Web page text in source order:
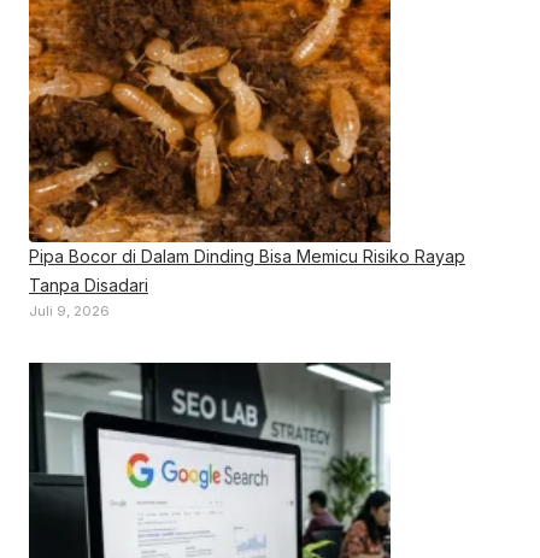
Pipa Bocor di Dalam Dinding Bisa Memicu Risiko Rayap
Tanpa Disadari
Juli 9, 2026